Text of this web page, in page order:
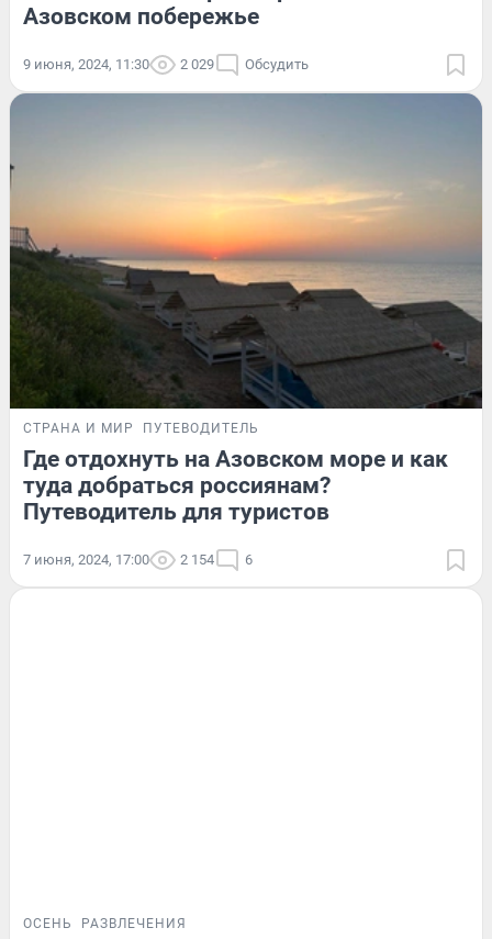
Азовском побережье
9 июня, 2024, 11:30 2 029 Обсудить
СТРАНА И МИР ПУТЕВОДИТЕЛЬ
Где отдохнуть на Азовском море и как
туда добраться россиянам?
Путеводитель для туристов
7 июня, 2024, 17:00 2 154 6
ОСЕНЬ РАЗВЛЕЧЕНИЯ